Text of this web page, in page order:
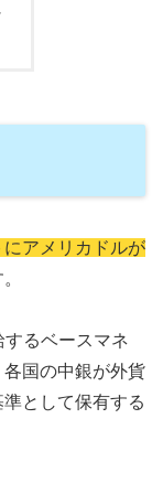
アメリカドルが
るベースマネ
国の中銀が外貨
として保有する